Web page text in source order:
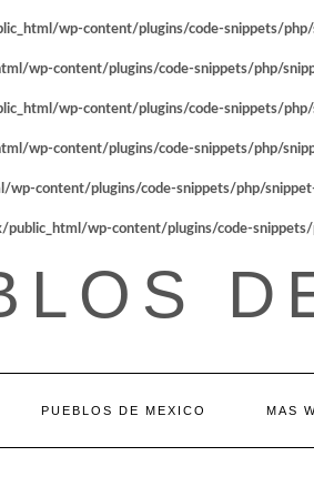
wp-content/plugins/code-snippets/php/
wp-content/plugins/code-snippets/php/
wp-content/plugins/code-snippets/php/
wp-content/plugins/code-snippets/php/
content/plugins/code-snippets/php/
public_html/wp-content/plugins/code-
PUEBLOS DE MEXICO MAS